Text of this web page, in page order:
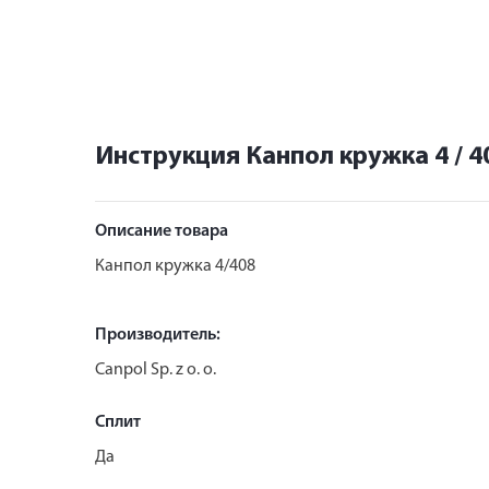
Инструкция Канпол кружка 4 /
Описание товара
Канпол кружка 4/408
Производитель:
Canpol Sp. z o. o.
Сплит
Да